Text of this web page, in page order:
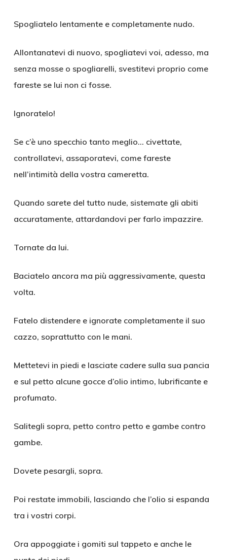
Spogliatelo lentamente e completamente nudo.
Allontanatevi di nuovo, spogliatevi voi, adesso, ma
senza mosse o spogliarelli, svestitevi proprio come
fareste se lui non ci fosse.
Ignoratelo!
Se c’è uno specchio tanto meglio… civettate,
controllatevi, assaporatevi, come fareste
nell’intimità della vostra cameretta.
Quando sarete del tutto nude, sistemate gli abiti
accuratamente, attardandovi per farlo impazzire.
Tornate da lui.
Baciatelo ancora ma più aggressivamente, questa
volta.
Fatelo distendere e ignorate completamente il suo
cazzo, soprattutto con le mani.
Mettetevi in piedi e lasciate cadere sulla sua pancia
e sul petto alcune gocce d’olio intimo, lubrificante e
profumato.
Salitegli sopra, petto contro petto e gambe contro
gambe.
Dovete pesargli, sopra.
Poi restate immobili, lasciando che l’olio si espanda
tra i vostri corpi.
Ora appoggiate i gomiti sul tappeto e anche le